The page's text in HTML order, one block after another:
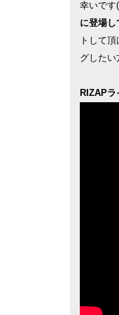
幸いです(
に登場し
トして
グしたい
RIZAP